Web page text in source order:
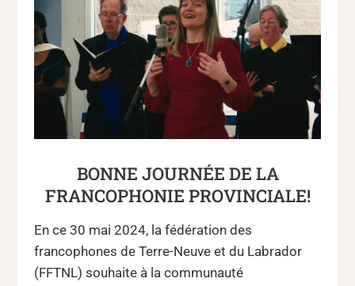
BONNE JOURNÉE DE LA
FRANCOPHONIE PROVINCIALE!
En ce 30 mai 2024, la fédération des
francophones de Terre-Neuve et du Labrador
(FFTNL) souhaite à la communauté